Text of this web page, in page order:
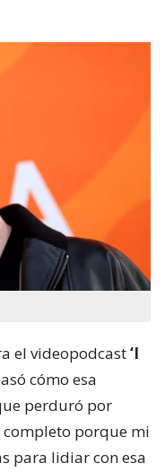
el videopodcast‘I
cómo esa
perduró por
completo porque mi
para lidiar con esa